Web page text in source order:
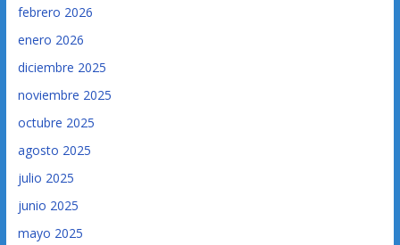
febrero 2026
enero 2026
diciembre 2025
noviembre 2025
octubre 2025
agosto 2025
julio 2025
junio 2025
mayo 2025